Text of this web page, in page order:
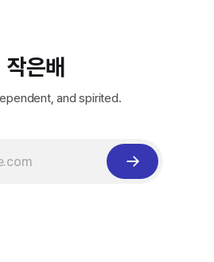
작은배
and spirited.